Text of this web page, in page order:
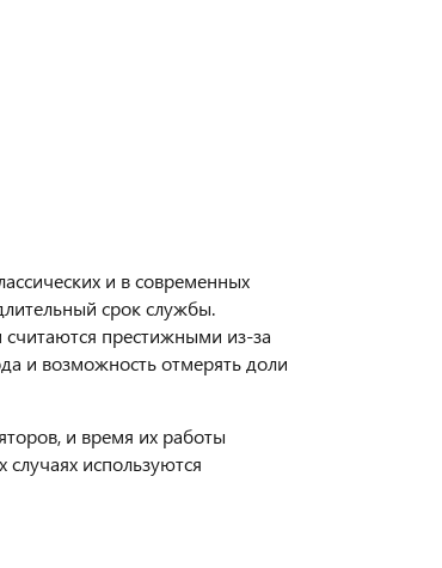
и в современных
срок службы.
считаются престижными из-за
и возможность отмерять доли
и время их работы
используются